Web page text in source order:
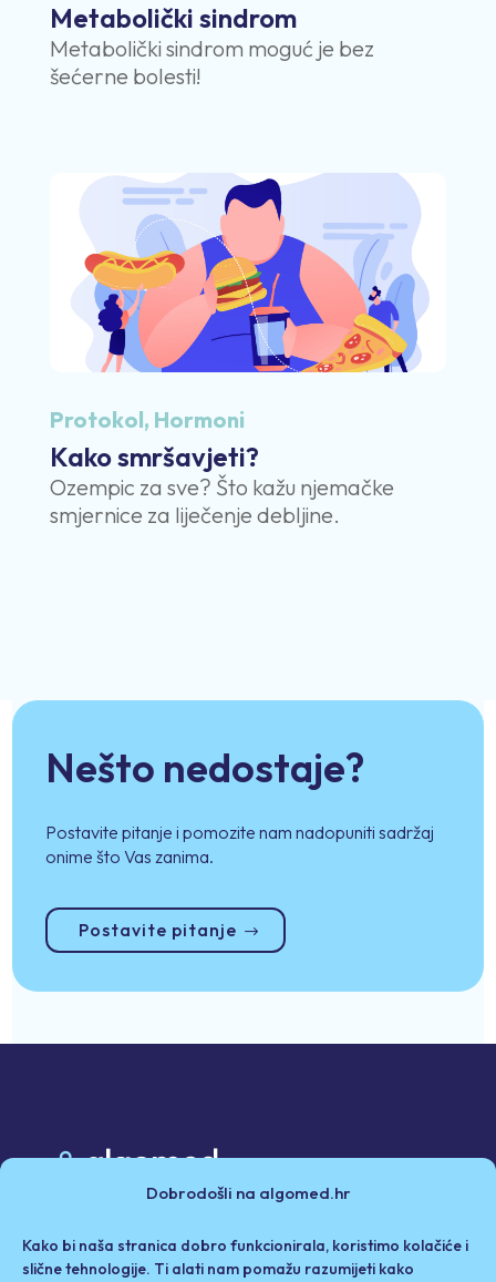
Dobrodošli na algomed.hr
Kako bi naša stranica dobro funkcionirala, koristimo kolačiće i
slične tehnologije. Ti alati nam pomažu razumijeti kako
Metabolički sindrom
Metabolički sindrom moguć je bez
šećerne bolesti!
Kako smršavjeti?
Protokol, Hormoni
Ozempic za sve? Što kažu njemačke
smjernice za liječenje debljine.
Nešto nedostaje?
Postavite pitanje i pomozite nam nadopuniti sadržaj
onime što Vas zanima.
Postavite pitanje
Politika privatnosti i kolačići
Iza Algomeda